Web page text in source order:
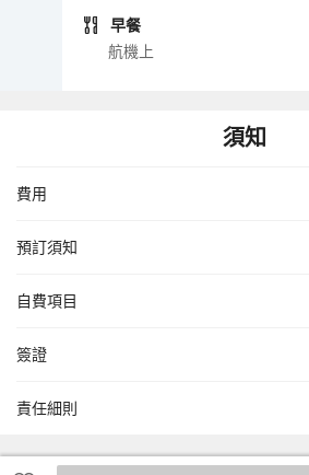
早餐
航機上
須知
費用
預訂須知
自費項目
簽證
責任細則